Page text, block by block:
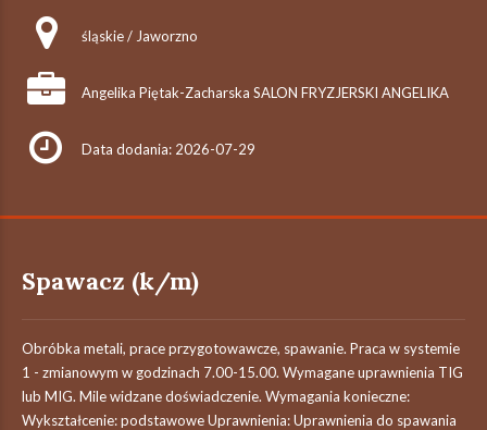
śląskie / Jaworzno
Angelika Piętak-Zacharska SALON FRYZJERSKI ANGELIKA
Data dodania: 2026-07-29
Spawacz (k/m)
Obróbka metali, prace przygotowawcze, spawanie. Praca w systemie
1 - zmianowym w godzinach 7.00-15.00. Wymagane uprawnienia TIG
lub MIG. Mile widzane doświadczenie. Wymagania konieczne:
Wykształcenie: podstawowe Uprawnienia: Uprawnienia do spawania